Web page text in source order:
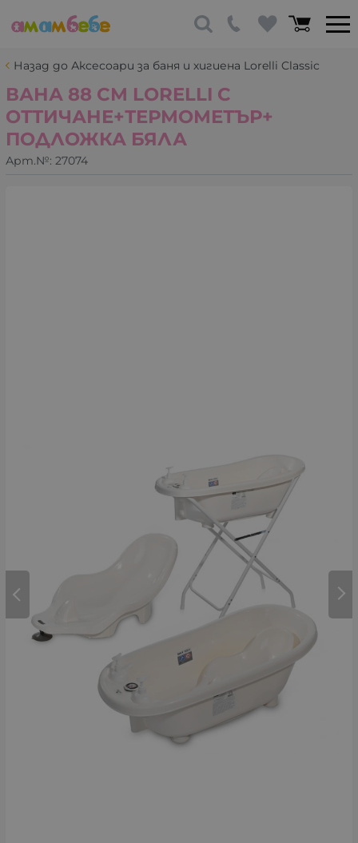
Назад до Аксесоари за баня и хигиена Lorelli Classic
ВАНА 88 СМ LORELLI С
ОТТИЧАНЕ+ТЕРМОМЕТЪР+
ПОДЛОЖКА БЯЛА
Арт.№: 27074